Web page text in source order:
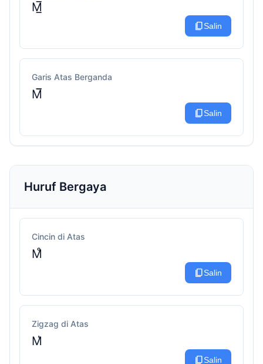
M̲̅
content_copySalin
Garis Atas Berganda
M̅̅
content_copySalin
Huruf Bergaya
Cincin di Atas
M̊
content_copySalin
Zigzag di Atas
M͛
content_copySalin